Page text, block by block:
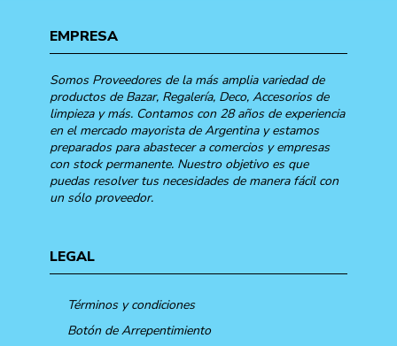
EMPRESA
Somos Proveedores de la más amplia variedad de
productos de Bazar, Regalería, Deco, Accesorios de
limpieza y más. Contamos con 28 años de experiencia
en el mercado mayorista de Argentina y estamos
preparados para abastecer a comercios y empresas
con stock permanente. Nuestro objetivo es que
puedas resolver tus necesidades de manera fácil con
un sólo proveedor.
LEGAL
Términos y condiciones
Botón de Arrepentimiento